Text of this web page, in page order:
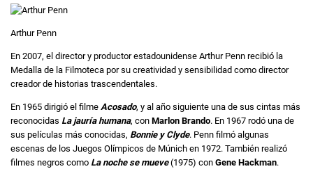
Arthur Penn
En 2007, el director y productor estadounidense Arthur Penn recibió la
Medalla de la Filmoteca por su creatividad y sensibilidad como director
creador de historias trascendentales.
En 1965 dirigió el filme Acosado, y al año siguiente una de sus cintas más
reconocidas La jauría humana, con Marlon Brando. En 1967 rodó una de
sus películas más conocidas, Bonnie y Clyde. Penn filmó algunas
escenas de los Juegos Olímpicos de Múnich en 1972. También realizó
filmes negros como La noche se mueve(1975) con Gene Hackman.